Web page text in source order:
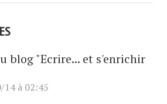
blog "Ecrire... et s'enrichir
14 à 02:45